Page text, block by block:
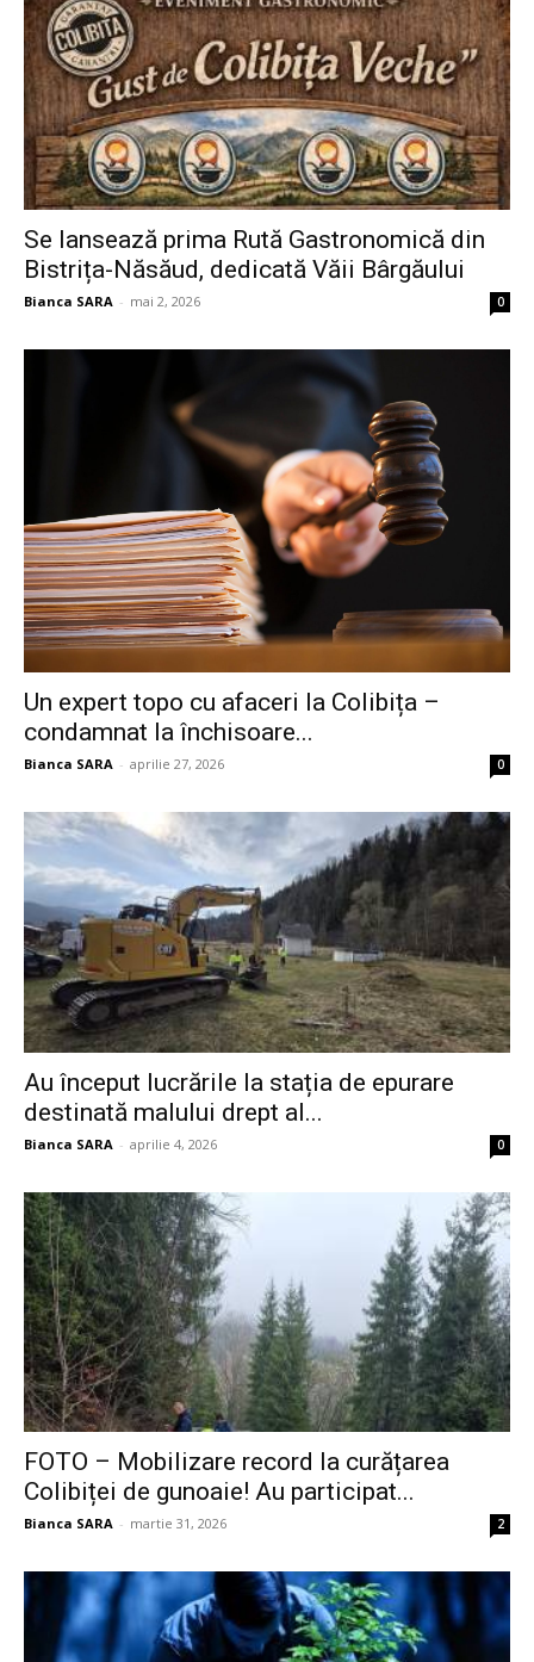
Se lansează prima Rută Gastronomică din
Bistrița-Năsăud, dedicată Văii Bârgăului
Bianca SARA - mai 2, 2026 0
Un expert topo cu afaceri la Colibița –
condamnat la închisoare...
Bianca SARA - aprilie 27, 2026 0
Au început lucrările la stația de epurare
destinată malului drept al...
Bianca SARA - aprilie 4, 2026 0
FOTO – Mobilizare record la curățarea
Colibiței de gunoaie! Au participat...
Bianca SARA - martie 31, 2026 2